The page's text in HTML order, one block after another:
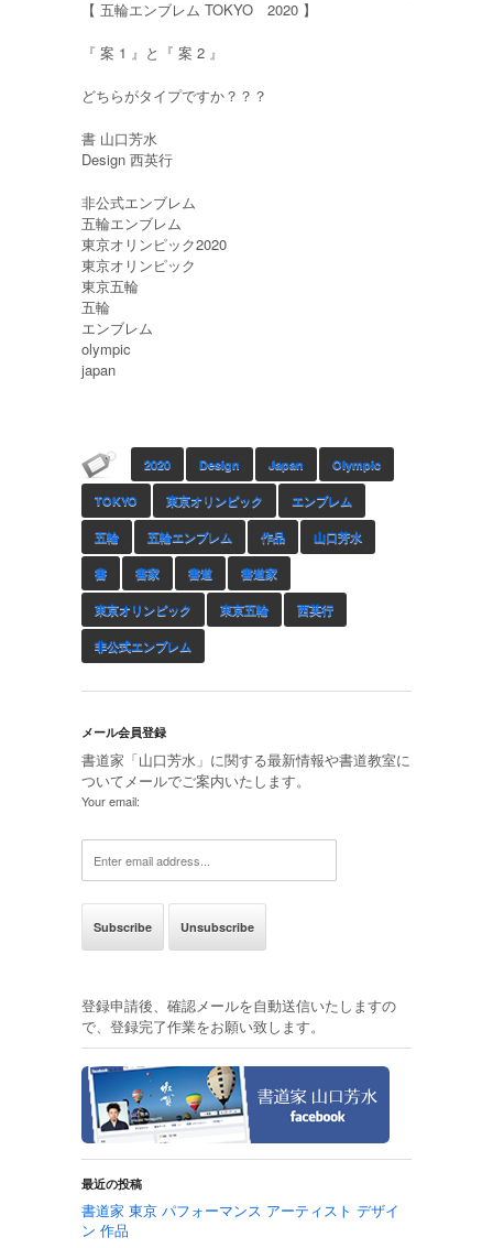
【 五輪エンブレム TOKYO 2020 】
『 案 1 』と『 案 2 』
どちらがタイプですか？？？
書 山口芳水
Design 西英行
‪非公式エンブレム‬
‪五輪エンブレム‬
‪東京オリンピック2020‬
‎東京オリンピック‬
‎東京五輪‬
‪五輪‬
‎エンブレム‬
‎olympic‬
‪japan‬
2020 Design Japan Olympic
TOKYO ‎東京オリンピック エンブレム
五輪 五輪エンブレム 作品 山口芳水
書 書家 書道 書道家
東京オリンピック 東京五輪 西英行
非公式エンブレム
メール会員登録
書道家「山口芳水」に関する最新情報や書道教室に
ついてメールでご案内いたします。
Your email:
登録申請後、確認メールを自動送信いたしますの
で、登録完了作業をお願い致します。
最近の投稿
書道家 東京 パフォーマンス アーティスト デザイ
ン 作品